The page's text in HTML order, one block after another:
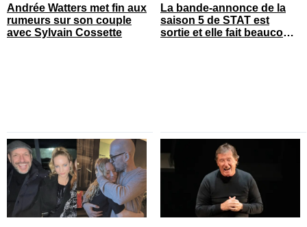
Andrée Watters met fin aux
rumeurs sur son couple
avec Sylvain Cossette
La bande-annonce de la
saison 5 de STAT est
sortie et elle fait beaucoup